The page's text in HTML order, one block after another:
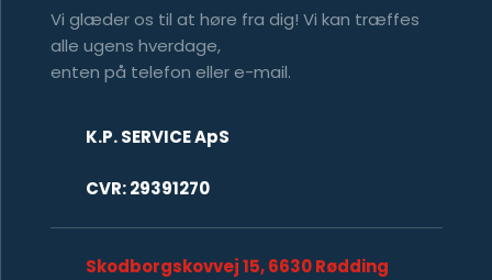
Vi glæder os til at høre fra dig! Vi kan træffes
alle ugens hverdage,
​enten på telefon eller e-mail.
K.P. SERVICE ApS
CVR: 29391270
Skodborgskovvej 15, 6630 Rødding